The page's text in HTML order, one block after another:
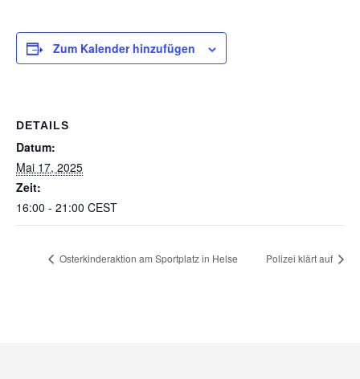
Zum Kalender hinzufügen
DETAILS
Datum:
Mai 17, 2025
Zeit:
16:00 - 21:00 CEST
Osterkinderaktion am Sportplatz in Helse Polizei klärt auf